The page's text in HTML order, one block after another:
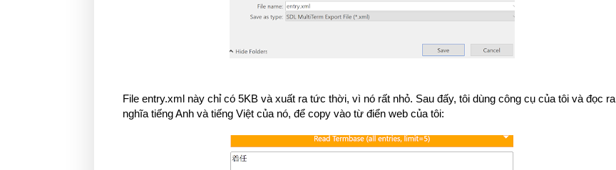
File entry.xml này chỉ có 5KB và xuất ra tức thời, vì nó rất nhỏ. Sau đấy, tôi dùng công cụ của tôi và đọc ra
nghĩa tiếng Anh và tiếng Việt của nó, để copy vào từ điển web của tôi: